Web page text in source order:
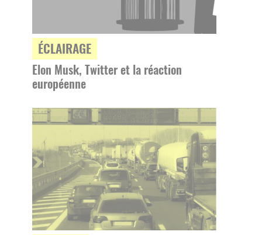
ÉCLAIRAGE
Elon Musk, Twitter et la réaction
européenne